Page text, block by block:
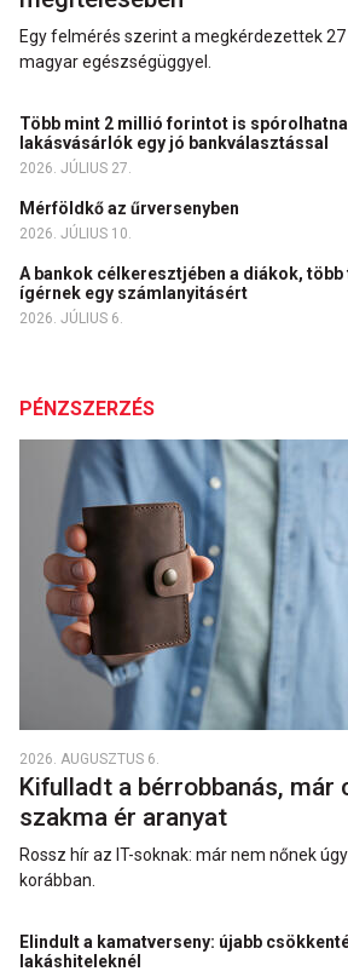
Egy felmérés szerint a megkérdezettek
magyar egészségüggyel.
Több mint 2 millió forintot is
lakásvásárlók egy jó bankválasztással
2026. JÚLIUS 27.
Mérföldkő az űrversenyben
2026. JÚLIUS 10.
A bankok célkeresztjében a diákok,
ígérnek egy számlanyitásért
2026. JÚLIUS 6.
PÉNZSZERZÉS
2026. AUGUSZTUS 6.
Kifulladt a bérrobbanás, már
szakma ér aranyat
Rossz hír az IT-soknak: már nem nőnek
korábban.
Elindult a kamatverseny: újabb
lakáshiteleknél